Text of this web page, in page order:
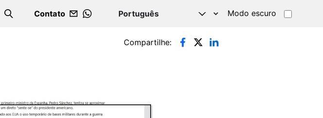
Search
Contato
WHATSAPP
Modo escuro
Compartilhe: